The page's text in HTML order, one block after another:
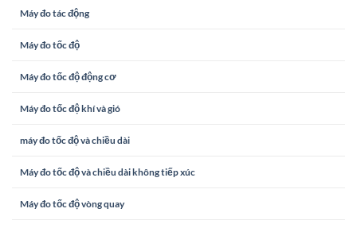
Máy đo tác động
Máy đo tốc độ
Máy đo tốc độ động cơ
Máy đo tốc độ khí và gió
máy đo tốc độ và chiều dài
Máy đo tốc độ và chiều dài không tiếp xúc
Máy đo tốc độ vòng quay